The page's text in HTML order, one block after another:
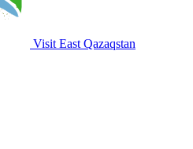
Visit East Qazaqstan